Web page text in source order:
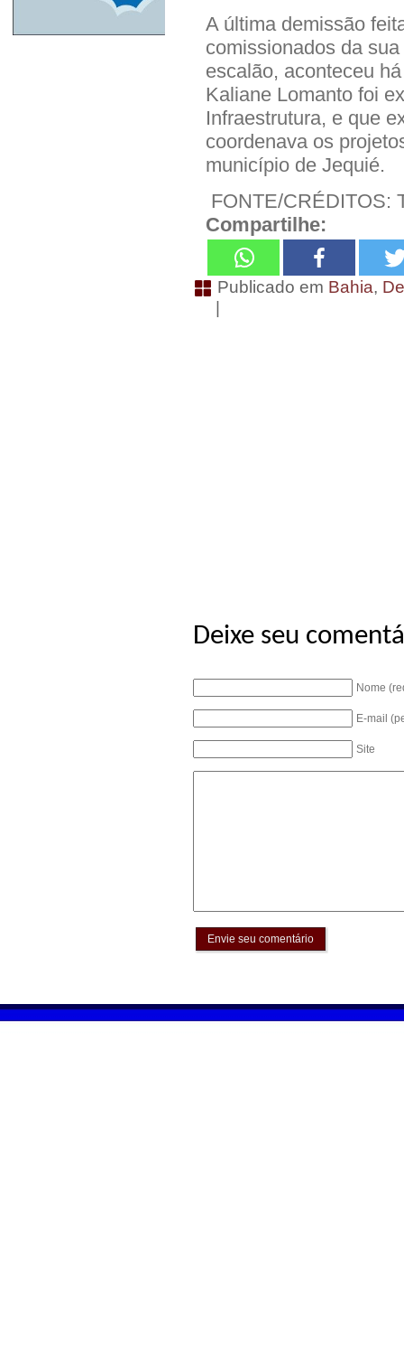
A última demissão
comissionados da
escalão, aconteceu
Kaliane Lomanto foi
Infraestrutura, e que
coordenava os
município de Jequié.
FONTE/CRÉDITOS:
Compartilhe:
Publicado em Bahia,
|
Deixe seu
Nome
E-mail
Site
Envie seu comentário